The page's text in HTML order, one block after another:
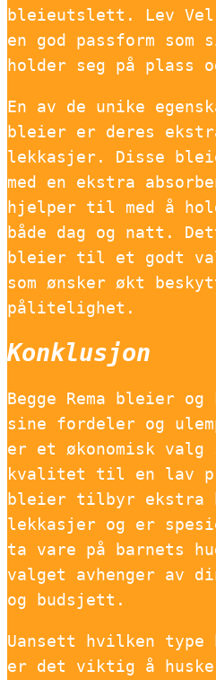
bleieutslett. Lev
en god passform
holder seg på plass
En av de unike
bleier er deres
lekkasjer. Disse
med en ekstra
hjelper til med å
både dag og natt.
bleier til et godt
som ønsker økt
pålitelighet.
Konklusjon
Begge Rema bleier
sine fordeler og
er et økonomisk valg
kvalitet til en lav
bleier tilbyr ekstra
lekkasjer og er
ta vare på barnets
valget avhenger av
og budsjett.
Uansett hvilken
er det viktig å